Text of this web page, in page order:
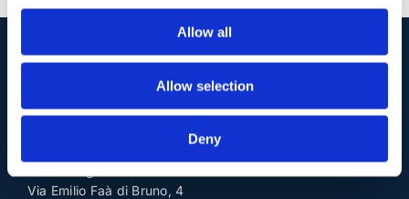
Allow all
Allow selection
Deny
I nostri contatti.
Indirizzo postale unificato
Via Emilio Faà di Bruno, 4